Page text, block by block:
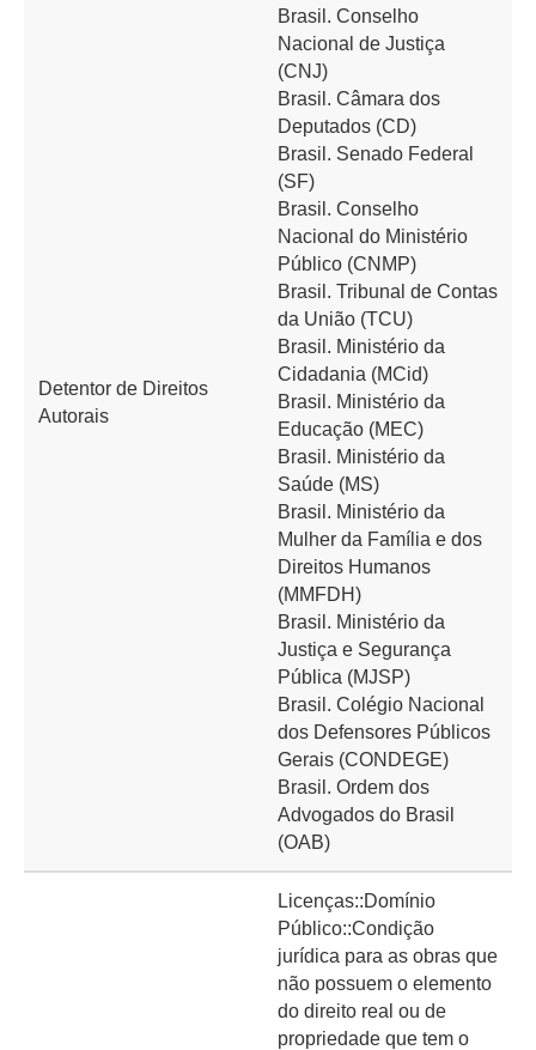
Detentor de Direitos
Autorais
Brasil. Conselho
Nacional de Justiça
(CNJ)
Brasil. Câmara dos
Deputados (CD)
Brasil. Senado Federal
(SF)
Brasil. Conselho
Nacional do Ministério
Público (CNMP)
Brasil. Tribunal de Contas
da União (TCU)
Brasil. Ministério da
Cidadania (MCid)
Brasil. Ministério da
Educação (MEC)
Brasil. Ministério da
Saúde (MS)
Brasil. Ministério da
Mulher da Família e dos
Direitos Humanos
(MMFDH)
Brasil. Ministério da
Justiça e Segurança
Pública (MJSP)
Brasil. Colégio Nacional
dos Defensores Públicos
Gerais (CONDEGE)
Brasil. Ordem dos
Advogados do Brasil
(OAB)
Licenças::Domínio
Público::Condição
jurídica para as obras que
não possuem o elemento
do direito real ou de
propriedade que tem o